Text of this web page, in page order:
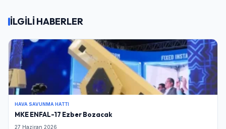
İLGİLİ HABERLER
HAVA SAVUNMA HATTI
MKE ENFAL-17 Ezber Bozacak
27 Haziran 2026